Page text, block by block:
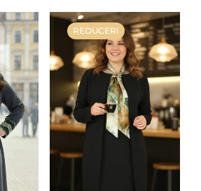
REDUCERI